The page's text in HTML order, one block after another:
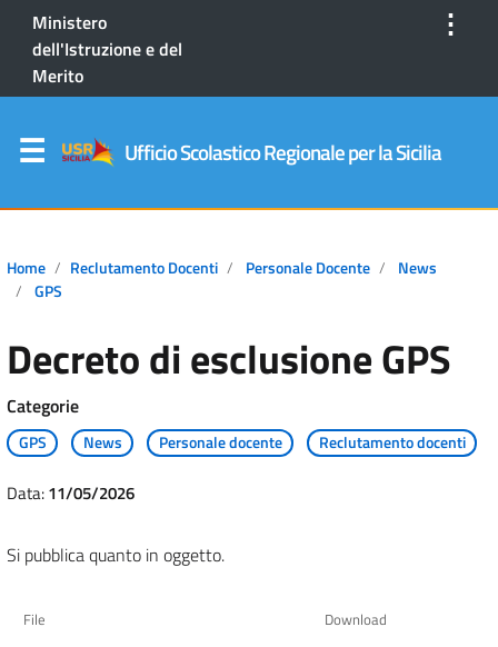
Ministero
dell'Istruzione e del
Merito
⋮
Ufficio Scolastico Regionale per la Sicilia
Home Reclutamento Docenti Personale Docente
News
GPS
Decreto di esclusione GPS
Categorie
GPS News Personale docente Reclutamento docenti
Data:11/05/2026
Si pubblica quanto in oggetto.
File Download